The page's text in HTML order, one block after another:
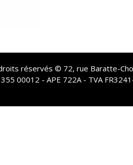
réservés © 72, rue Baratte-
00012 - APE 722A - TVA